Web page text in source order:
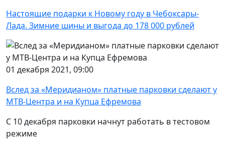
Настоящие подарки к Новому году в Чебоксары-
Лада. Зимние шины и выгода до 178 000 рублей
01 декабря 2021, 09:00
Вслед за «Меридианом» платные парковки сделают у
МТВ-Центра и на Купца Ефремова
С 10 декабря парковки начнут работать в тестовом
режиме